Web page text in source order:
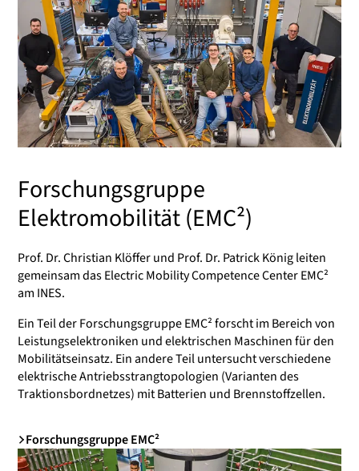
Forschungsgruppe
Elektromobilität (EMC²)
Prof. Dr. Christian Klöffer und Prof. Dr. Patrick König leiten
gemeinsam dasElectric Mobility Competence Center EMC²
am INES.
Ein Teil der Forschungsgruppe EMC² forscht im Bereich von
Leistungselektroniken und elektrischen Maschinen für den
Mobilitätseinsatz. Ein andere Teil untersucht verschiedene
elektrische Antriebsstrangtopologien (Varianten des
Traktionsbordnetzes) mit Batterien und Brennstoffzellen.
Forschungsgruppe EMC²